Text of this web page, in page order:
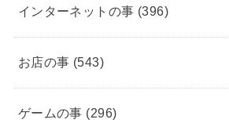
インターネットの事 (396)
お店の事 (543)
ゲームの事 (296)